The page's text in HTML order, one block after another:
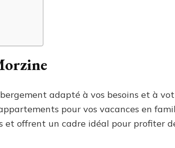
adapté à vos besoins et à
pour vos vacances en
et offrent un cadre idéal pour profiter